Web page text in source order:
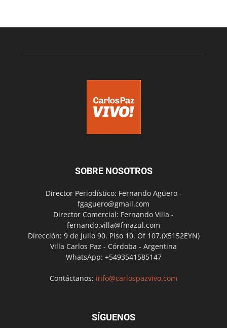
SOBRE NOSOTROS
Director Periodístico: Fernando Agüero -
fgaguero@gmail.com
Director Comercial: Fernando Villa -
fernando.villa@fmazul.com
Dirección: 9 de Julio 90. Piso 10. Of 107.(X5152EYN)
Villa Carlos Paz - Córdoba - Argentina
WhatsApp: +5493541585147
Contáctanos: info@carlospazvivo.com
SÍGUENOS